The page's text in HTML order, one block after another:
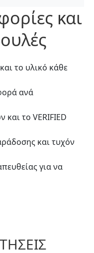
και
το υλικό κάθε
ανά
και το VERIFIED
και τυχόν
για να